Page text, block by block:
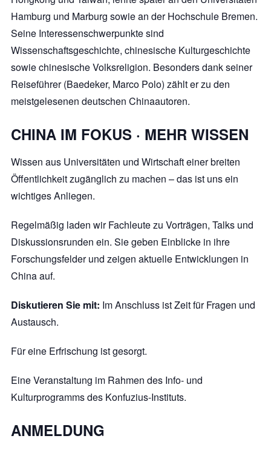
Hamburg und Marburg sowie an der Hochschule Bremen.
Seine Interessenschwerpunkte sind
Wissenschaftsgeschichte, chinesische Kulturgeschichte
sowie chinesische Volksreligion. Besonders dank seiner
Reiseführer (Baedeker, Marco Polo) zählt er zu den
meistgelesenen deutschen Chinaautoren.
CHINA IM FOKUS · MEHR WISSEN
Wissen aus Universitäten und Wirtschaft einer breiten
Öffentlichkeit zugänglich zu machen – das ist uns ein
wichtiges Anliegen.
Regelmäßig laden wir Fachleute zu Vorträgen, Talks und
Diskussionsrunden ein. Sie geben Einblicke in ihre
Forschungsfelder und zeigen aktuelle Entwicklungen in
China auf.
Diskutieren Sie mit: Im Anschluss ist Zeit für Fragen und
Austausch.
Für eine Erfrischung ist gesorgt.
Eine Veranstaltung im Rahmen des Info- und
Kulturprogramms des Konfuzius-Instituts.
ANMELDUNG